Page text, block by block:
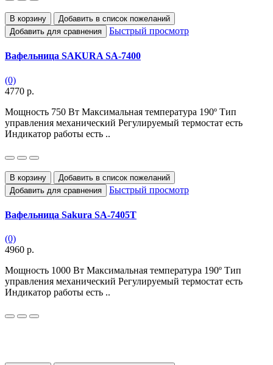
В корзину
Добавить в список пожеланий
Добавить для сравнения
Быстрый просмотр
Вафельница SAKURA SA-7400
(0)
4770 р.
Мощность 750 Вт Максимальная температура 190º Тип
управления механический Регулируемый термостат есть
Индикатор работы есть ..
В корзину
Добавить в список пожеланий
Добавить для сравнения
Быстрый просмотр
Вафельница Sakura SA-7405T
(0)
4960 р.
Мощность 1000 Вт Максимальная температура 190º Тип
управления механический Регулируемый термостат есть
Индикатор работы есть ..